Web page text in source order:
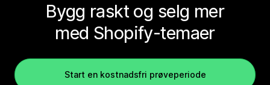
Bygg raskt og selg mer
med Shopify-temaer
Start en kostnadsfri prøveperiode